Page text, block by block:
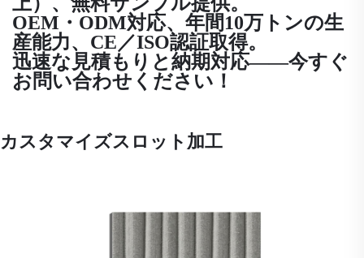
OEM・ODM対応、年間10万トンの生
産能力、CE／ISO認証取得。
迅速な見積もりと納期対応——今すぐ
お問い合わせください！
カスタマイズスロット加工